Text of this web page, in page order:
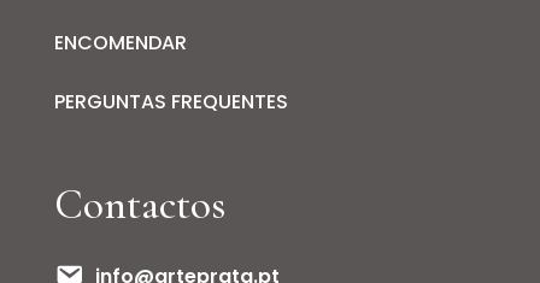
ENCOMENDAR
PERGUNTAS FREQUENTES
Contactos
info@arteprata.pt